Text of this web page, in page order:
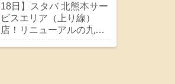
18日】スタバ 北熊本サー
ビスエリア（上り線）
店！リニューアルの九州